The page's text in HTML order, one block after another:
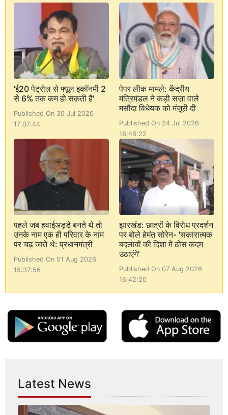
'ई20 पेट्रोल से फ्यूल इकॉनमी 2
से 6% तक कम हो सकती है'
Published On 30 Jul 2026
17:07:44
पेपर लीक मामले: केंद्रीय
मंत्रिमंडल ने कड़ी सज़ा वाले
मसौदा विधेयक को मंज़ूरी दी
Published On 24 Jul 2026
16:46:22
पहले जब हवाईअड्डे बनते थे तो
उनके नाम एक ही परिवार के नाम
पर चढ़ जाते थे: प्रधानमंत्री
Published On 01 Aug 2026
15:37:56
झारखंड: छात्रों के विरोध प्रदर्शन
पर बोले हेमंत सोरेन- 'सकारात्मक
बदलावों की दिशा में ठोस कदम
उठाएंगे'
Published On 07 Aug 2026
16:42:20
Latest News